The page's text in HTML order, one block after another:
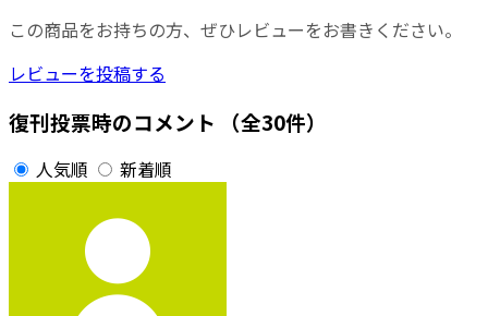
この商品をお持ちの方、ぜひレビューをお書きください。
レビューを投稿する
復刊投票時のコメント （全30件）
人気順 新着順